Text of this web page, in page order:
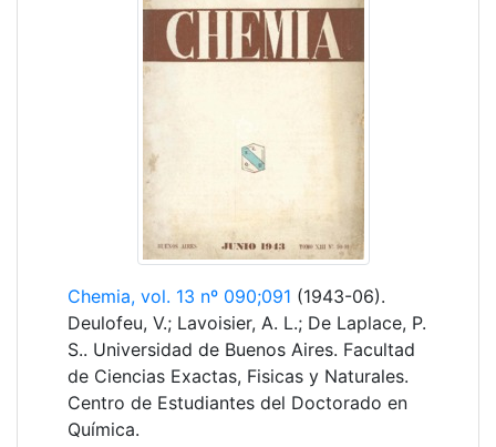
Chemia, vol. 13 nº 090;091 (1943-06).
Deulofeu, V.; Lavoisier, A. L.; De Laplace, P.
S.. Universidad de Buenos Aires. Facultad
de Ciencias Exactas, Fisicas y Naturales.
Centro de Estudiantes del Doctorado en
Química.